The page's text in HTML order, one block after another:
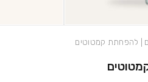
| להפחתת קמטוטים